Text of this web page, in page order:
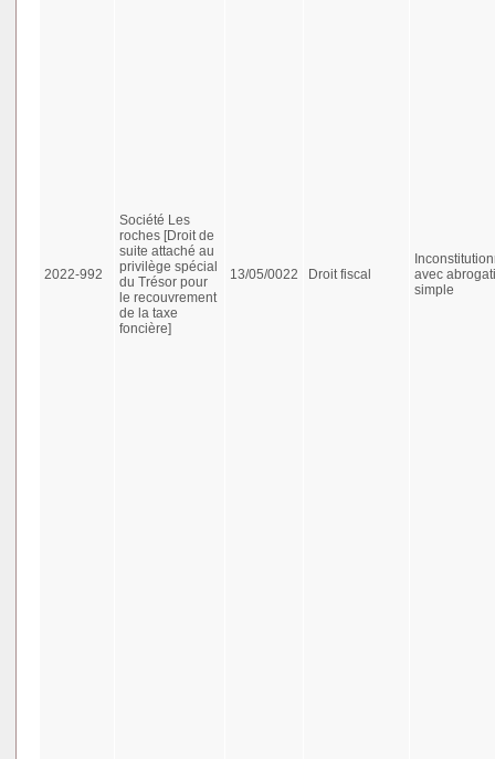
2022-992
Société Les
roches [Droit de
suite attaché au
privilège spécial
du Trésor pour
le recouvrement
de la taxe
foncière]
13/05/0022 Droit fiscal
avec
simple